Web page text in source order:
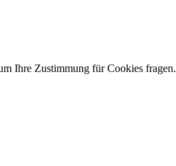
Ihre Zustimmung für Cookies fragen.